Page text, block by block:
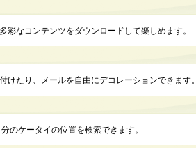
なコンテンツをダウンロードして楽しめます。
けたり、メールを自由にデコレーションできます。
のケータイの位置を検索できます。